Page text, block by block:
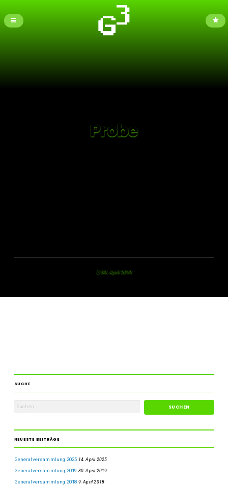
Probe
30. April 2019
SUCHE
NEUESTE BEITRÄGE
Generalversammlung 2025 14. April 2025
Generalversammlung 2019 30. April 2019
Generalversammlung 2018 9. April 2018